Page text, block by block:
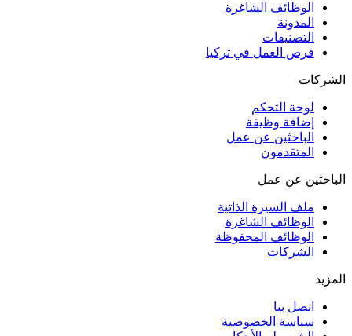
الوظائف الشاغرة
المدونة
التصنيفات
فرص العمل في تركيا
الشركات
لوحة التحكم
إضافة وظيفة
الباحثين عن عمل
المتقدمون
الباحثين عن عمل
ملف السيرة الذاتية
الوظائف الشاغرة
الوظائف المحفوظة
الشركات
المزيد
اتصل بنا
سياسة الخصوصية